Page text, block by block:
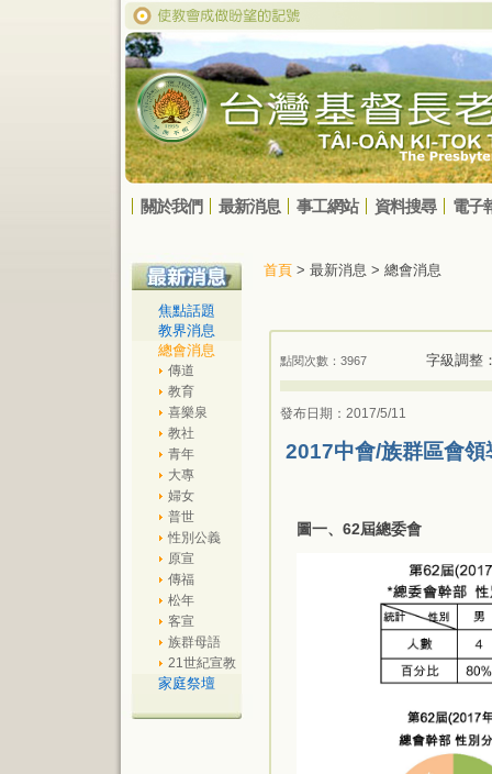
關於我們 最新消息 事工網站 資料搜尋 電子
焦點話題
教界消息
總會消息
傳道
教育
喜樂泉
教社
青年
大專
婦女
普世
性別公義
原宣
傳福
松年
客宣
族群母語
21世紀宣教
家庭祭壇
首頁 > 最新消息 > 總會消息
點閱次數：3967 字級調整
發布日期：2017/5/11
2017中會/族群區會領
圖一、62屆總委會